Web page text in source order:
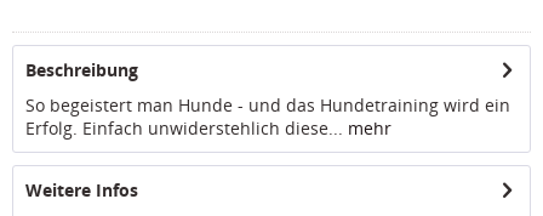
Beschreibung
So begeistert man Hunde - und das Hundetraining wird ein
Erfolg. Einfach unwiderstehlich diese... mehr
Weitere Infos